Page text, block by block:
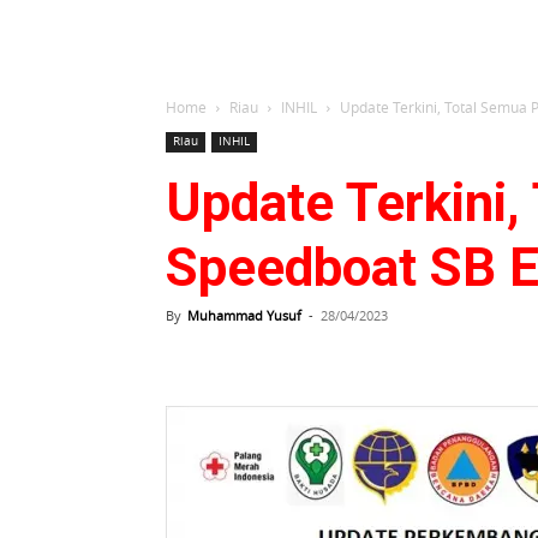
Home Riau INHIL Update Terkini, Total Semua
Riau INHIL
Update
Speedboat SB
By Muhammad Yusuf - 28/04/2023